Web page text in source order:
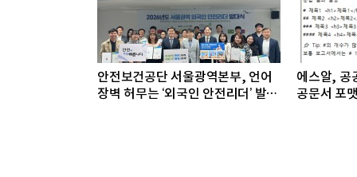
안전보건공단 서울광역본부, 언어
장벽 허무는 ‘외국인 안전리더’ 발대
에스알, 공
공문서 포